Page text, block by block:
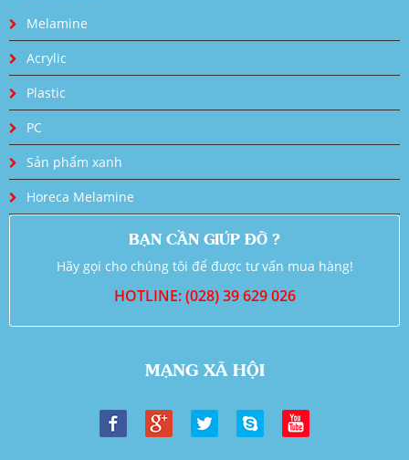
Melamine
Acrylic
Plastic
PC
Sản phẩm xanh
Horeca Melamine
BẠN CẦN GIÚP ĐỠ ?
Hãy gọi cho chúng tôi để được tư vấn mua hàng!
HOTLINE: (028) 39 629 026
MẠNG XÃ HỘI